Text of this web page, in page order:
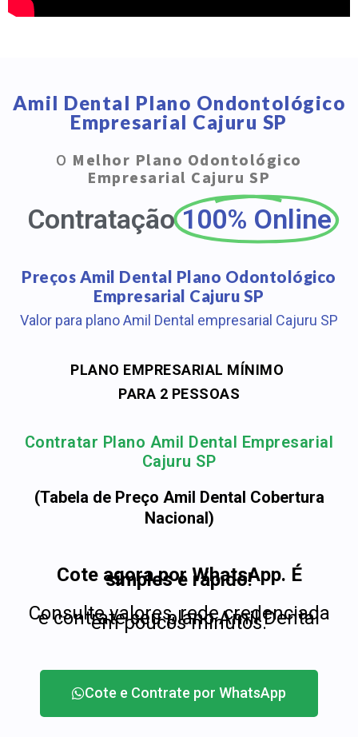
Amil Dental Plano Ondontológico
Empresarial Cajuru SP
O Melhor Plano Odontológico
Empresarial Cajuru SP
Contratação 100% Online
Preços Amil Dental Plano Odontológico
Empresarial Cajuru SP
Valor para plano Amil Dental empresarial Cajuru SP
PLANO EMPRESARIAL MÍNIMO
PARA 2 PESSOAS
Contratar Plano Amil Dental Empresarial
Cajuru SP
(Tabela de Preço Amil Dental Cobertura
Nacional)
Cote agora por WhatsApp. É
simples e rápido!
Consulte valores, rede credenciada
e contrate seu plano Amil Dental
em poucos minutos.
Cote e Contrate por WhatsApp